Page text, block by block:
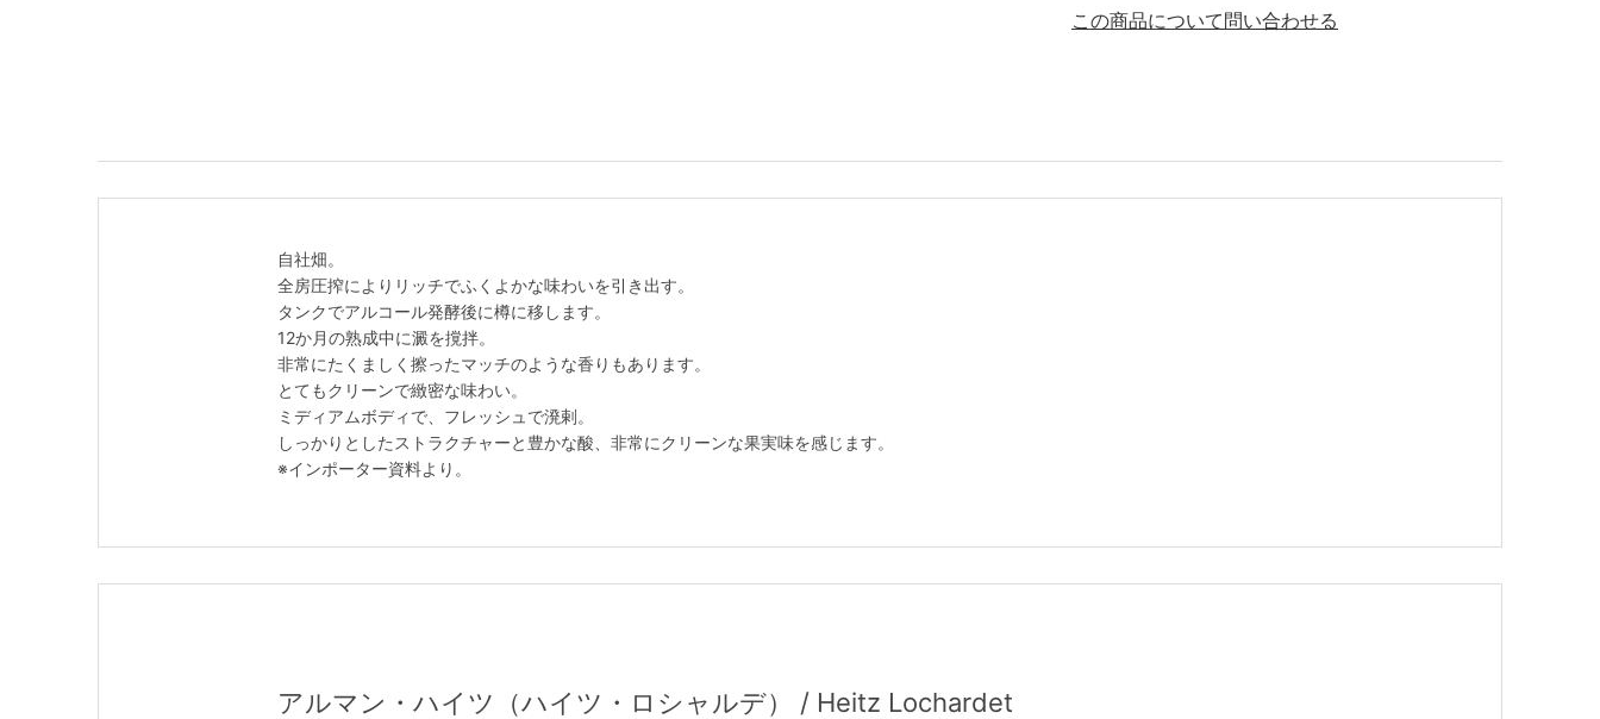
この商品について問い合わせる
自社畑。
全房圧搾によりリッチでふくよかな味わいを引き出す。
タンクでアルコール発酵後に樽に移します。
12か月の熟成中に澱を撹拌。
非常にたくましく擦ったマッチのような香りもあります。
とてもクリーンで緻密な味わい。
ミディアムボディで、フレッシュで溌剌。
しっかりとしたストラクチャーと豊かな酸、非常にクリーンな果実味を感じます。
※インポーター資料より。
アルマン・ハイツ（ハイツ・ロシャルデ） / Heitz Lochardet